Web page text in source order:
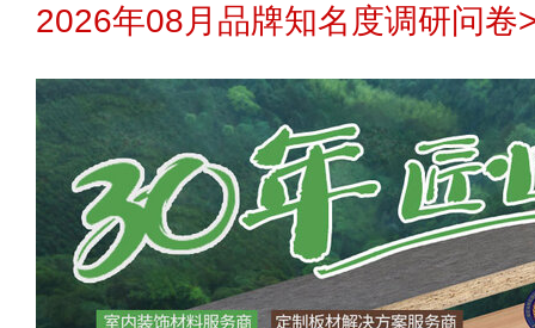
2026年08月品牌知名度调研问卷